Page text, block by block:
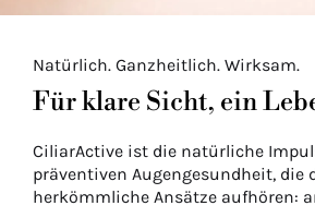
Natürlich. Ganzheitlich. Wirksam.
Für klare Sicht, ein
CiliarActive ist die natürliche
präventiven Augengesundheit, die
herkömmliche Ansätze aufhören: